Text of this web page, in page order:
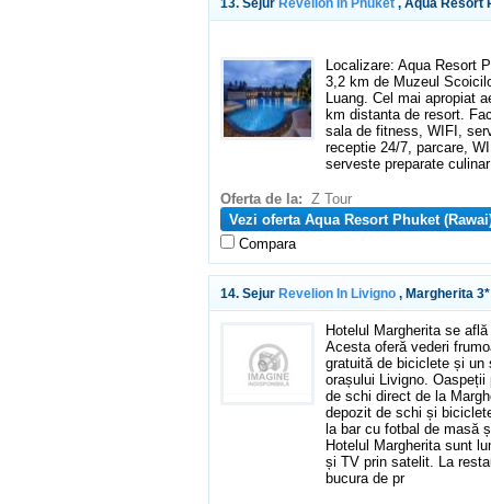
13. Sejur Revelion In Phuket , Aqua Resort
Localizare: Aqua Resort
3,2 km de Muzeul
Luang. Cel mai apropiat
km distanta de resort.
sala de fitness, WIFI,
receptie 24/7, parcare,
serveste preparate culinar
Oferta de la: Z Tour
Vezi oferta Aqua Resort Phuket
Compara
14. Sejur Revelion In Livigno , Margherita 3*
Hotelul Margherita se
Acesta oferă vederi
gratuită de biciclete și un
orașului Livigno.
de schi direct de la
depozit de schi și
la bar cu fotbal de masă
Hotelul Margherita sunt
și TV prin satelit. La
bucura de pr